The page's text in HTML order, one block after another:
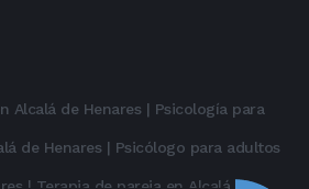
Alcalá de Henares | Psicología para
de Henares | Psicólogo para adultos